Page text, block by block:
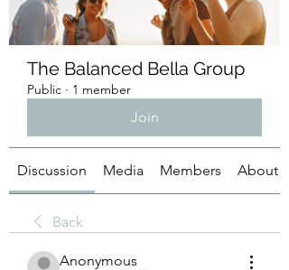
The Balanced Bella Group
Public · 1 member
Join
Discussion Media Members About
Back
Anonymous